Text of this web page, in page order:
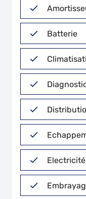
Batterie